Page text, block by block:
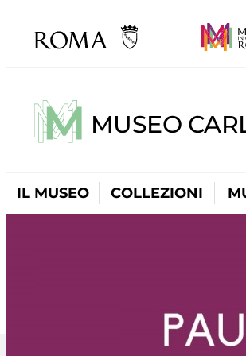
MUSEO
IL MUSEO COLLEZIONI